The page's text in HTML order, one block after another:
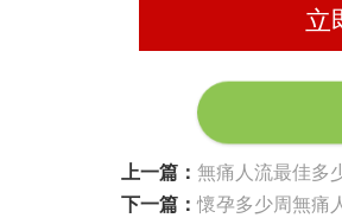
立
上一篇： 無痛人流最佳多
下一篇：懷孕多少周無痛